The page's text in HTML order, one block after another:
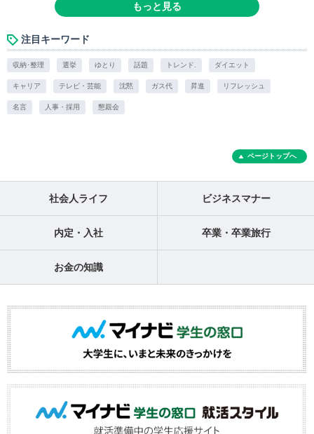
もっと見る
注目キーワード
収納･整理 選挙 ゆとり 話題 トレンド. ダイエット
キャリア テレビ・芸能 沈黙 ガス代 昇進 リフレッシュ
名言 人事・採用 懇親会
ページトップへ
社会人ライフ ビジネスマナー
内定・入社 卒業・卒業旅行
お金の知識